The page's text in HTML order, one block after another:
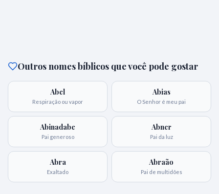
Outros nomes bíblicos que você pode gostar
Abel
Respiração ou vapor
Abias
O Senhor é meu pai
Abinadabe
Pai generoso
Abner
Pai da luz
Abra
Exaltado
Abraão
Pai de multidões